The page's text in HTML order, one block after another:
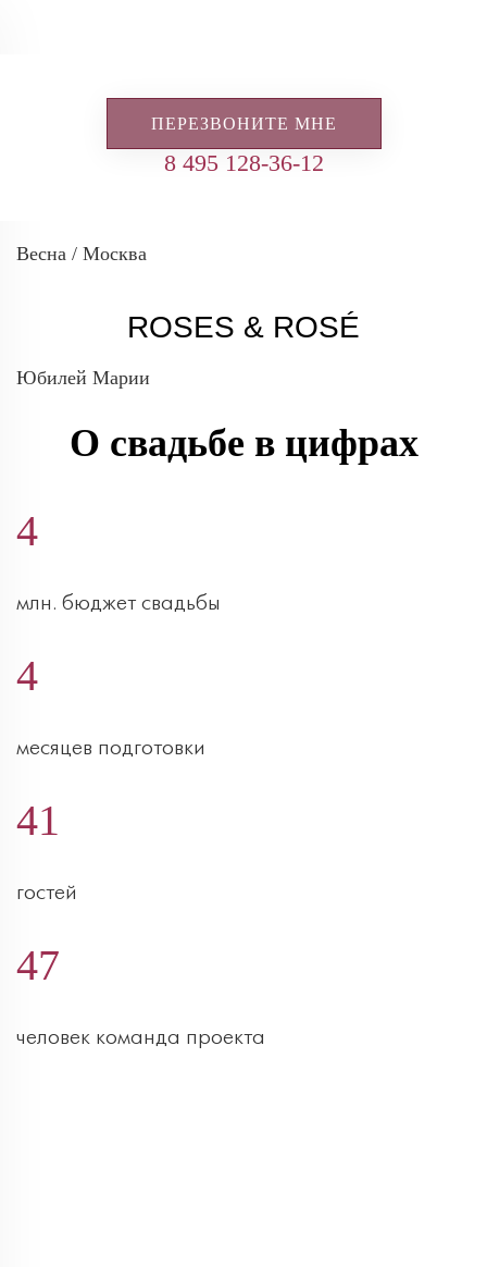
ПЕРЕЗВОНИТЕ МНЕ
8 495 128-36-12
Весна / Москва
ROSES & ROSÉ
Юбилей Марии
О свадьбе в цифрах
4
млн. бюджет свадьбы
4
месяцев подготовки
41
гостей
47
человек команда проекта